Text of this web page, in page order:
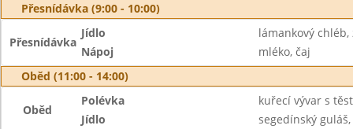
Přesnídávka (9:00 - 10:00)
Přesnídávka
Jídlo
lámankový
Nápoj
mléko, čaj
Oběd (11:00 - 14:00)
Oběd
Polévka
kuřecí vývar s
Jídlo
segedínský